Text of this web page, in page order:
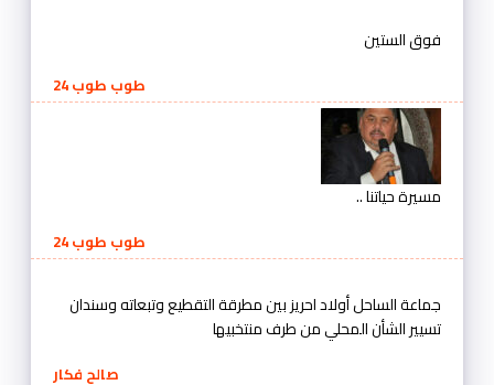
فوق الستين
طوب طوب 24
مسيرة حياتنا ..
طوب طوب 24
جماعة الساحل أولاد احريز بين مطرقة التقطيع وتبعاته وسندان
تسيير الشأن المحلي من طرف منتخبيها
صالح فكار